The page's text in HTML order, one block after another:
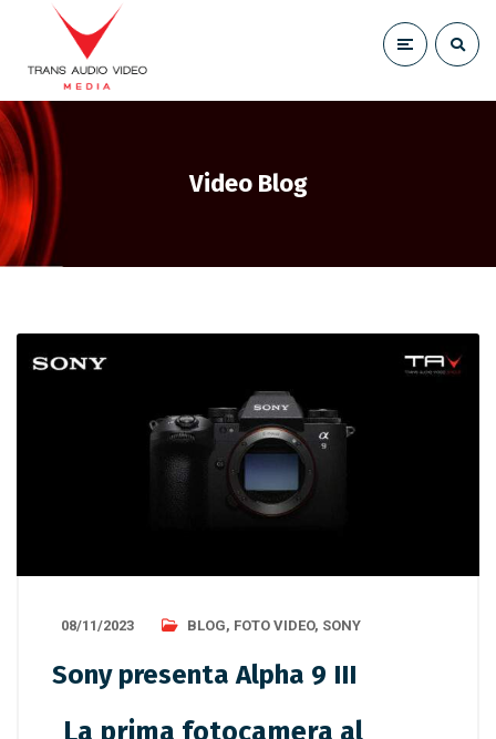
Video Blog
08/11/2023 BLOG, FOTO VIDEO, SONY
Sony presenta Alpha 9 III